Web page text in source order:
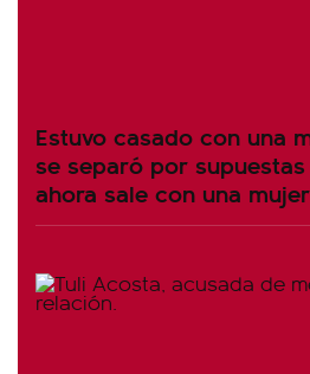
Estuvo casado con una
se separó por
ahora sale con una